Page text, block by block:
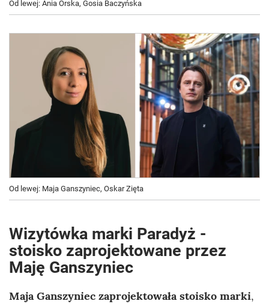
Od lewej: Ania Orska, Gosia Baczyńska
Od lewej: Maja Ganszyniec, Oskar Zięta
Wizytówka marki Paradyż -
stoisko zaprojektowane przez
Maję Ganszyniec
Maja Ganszyniec zaprojektowała stoisko marki,